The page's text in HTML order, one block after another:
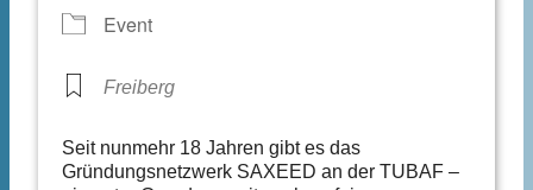
Event
Freiberg
Seit nunmehr 18 Jahren gibt es das
Gründungsnetzwerk SAXEED an der TUBAF –